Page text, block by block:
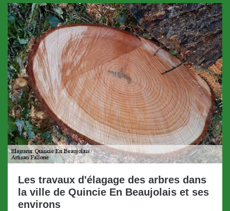
Les travaux d'élagage des arbres dans
la ville de Quincie En Beaujolais et ses
environs